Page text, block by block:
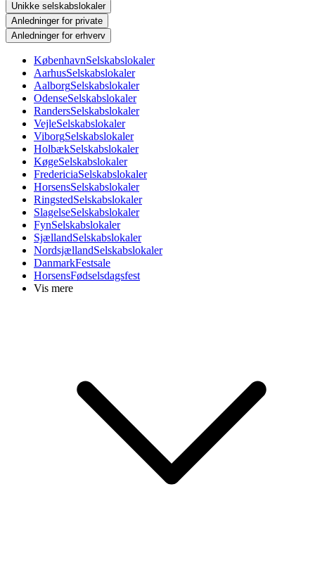
Unikke selskabslokaler
Anledninger for private
Anledninger for erhverv
KøbenhavnSelskabslokaler
AarhusSelskabslokaler
AalborgSelskabslokaler
OdenseSelskabslokaler
RandersSelskabslokaler
VejleSelskabslokaler
ViborgSelskabslokaler
HolbækSelskabslokaler
KøgeSelskabslokaler
FredericiaSelskabslokaler
HorsensSelskabslokaler
RingstedSelskabslokaler
SlagelseSelskabslokaler
FynSelskabslokaler
SjællandSelskabslokaler
NordsjællandSelskabslokaler
DanmarkFestsale
HorsensFødselsdagsfest
Vis mere